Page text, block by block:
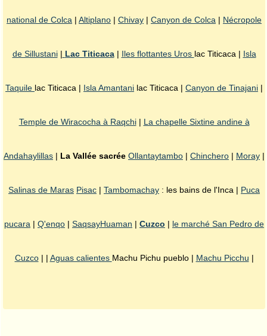
national de Colca | Altiplano | Chivay | Canyon de Colca | Nécropole
de Sillustani| Lac Titicaca| Iles flottantes Uros lac Titicaca | Isla
Taquile lac Titicaca | Isla Amantani lac Titicaca | Canyon de Tinajani |
Temple de Wiracocha à Raqchi| La chapelle Sixtine andine à
Andahaylillas | La Vallée sacrée Ollantaytambo | Chinchero | Moray |
Salinas de Maras Pisac | Tambomachay : les bains de l'Inca | Puca
pucara | Q'enqo | SaqsayHuaman | Cuzco | le marché San Pedro de
Cuzco| | Aguas calientes Machu Pichu pueblo | Machu Picchu |